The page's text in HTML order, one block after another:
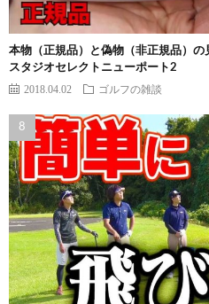
本物（正規品）と偽物（非正規品）
スタジオセレクトニューポート2
2018.04.02 ゴルフの雑談